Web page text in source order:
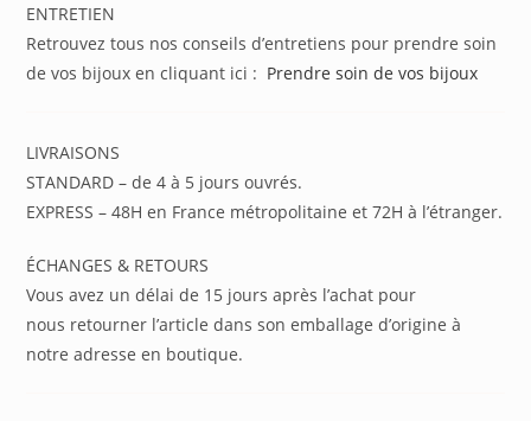
ENTRETIEN
Retrouvez tous nos conseils d’entretiens pour prendre soin
de vos bijoux en cliquant ici : Prendre soin de vos bijoux
LIVRAISONS
STANDARD – de 4 à 5 jours ouvrés.
EXPRESS – 48H en France métropolitaine et 72H à l’étranger.
ÉCHANGES & RETOURS
Vous avez un délai de 15 jours après l’achat pour
nous retourner l’article dans son emballage d’origine à
notre adresse en boutique.